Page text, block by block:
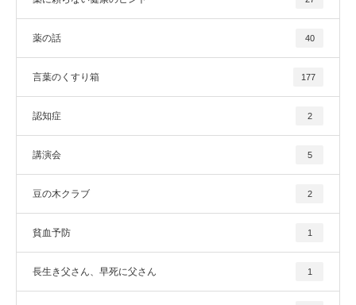
薬の話 40
言葉のくすり箱 177
認知症 2
講演会 5
豆の木クラブ 2
貧血予防 1
長生き父さん、早死に父さん 1